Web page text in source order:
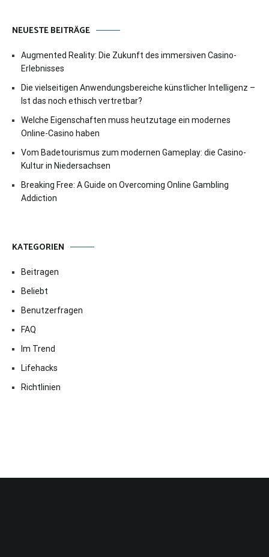
NEUESTE BEITRÄGE
Augmented Reality: Die Zukunft des immersiven Casino-
Erlebnisses
Die vielseitigen Anwendungsbereiche künstlicher Intelligenz –
Ist das noch ethisch vertretbar?
Welche Eigenschaften muss heutzutage ein modernes
Online-Casino haben
Vom Badetourismus zum modernen Gameplay: die Casino-
Kultur in Niedersachsen
Breaking Free: A Guide on Overcoming Online Gambling
Addiction
KATEGORIEN
Beitragen
Beliebt
Benutzerfragen
FAQ
Im Trend
Lifehacks
Richtlinien